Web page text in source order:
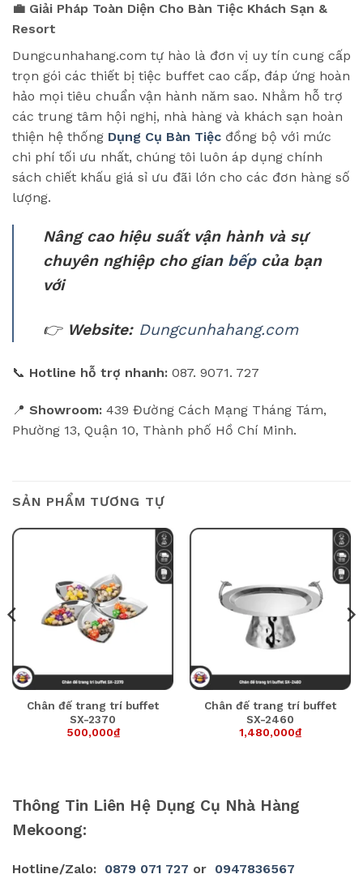
💼 Giải Pháp Toàn Diện Cho Bàn Tiệc Khách Sạn &
Resort
Dungcunhahang.com tự hào là đơn vị uy tín cung cấp
trọn gói các thiết bị tiệc buffet cao cấp, đáp ứng hoàn
hảo mọi tiêu chuẩn vận hành năm sao. Nhằm hỗ trợ
các trung tâm hội nghị, nhà hàng và khách sạn hoàn
thiện hệ thống Dụng Cụ Bàn Tiệc đồng bộ với mức
chi phí tối ưu nhất, chúng tôi luôn áp dụng chính
sách chiết khấu giá sỉ ưu đãi lớn cho các đơn hàng số
lượng.
Nâng cao hiệu suất vận hành và sự
chuyên nghiệp cho gian bếpcủa bạn
với
👉 Website: Dungcunhahang.com
📞 Hotline hỗ trợ nhanh: 087. 9071. 727
📍 Showroom: 439 Đường Cách Mạng Tháng Tám,
Phường 13, Quận 10, Thành phố Hồ Chí Minh.
SẢN PHẨM TƯƠNG TỰ
Chân đế trang trí buffet
SX-2370
500,000₫
Chân đế trang trí buffet
SX-2460
1,480,000₫
Thông Tin Liên Hệ Dụng Cụ Nhà Hàng
Mekoong:
Hotline/Zalo: 0879 071 727 or 0947836567